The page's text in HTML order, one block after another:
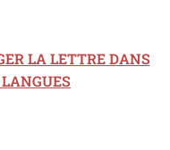
LA LETTRE DANS